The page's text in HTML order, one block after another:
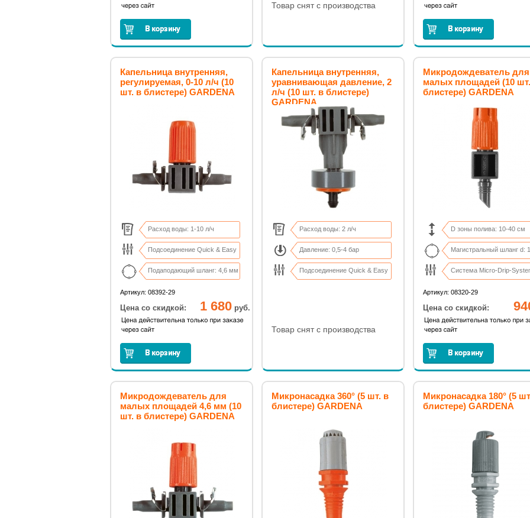
Товар снят с производства
Капельница внутренняя,
регулируемая, 0-10 л/ч (10
шт. в блистере) GARDENA
Расход воды: 1-10 л/ч
Подсоединение Quick & Easy
Подаподающий шланг: 4,6 мм
Артикул: 08392-29
Цена со скидкой: 1 680 руб.
Капельница внутренняя,
уравнивающая давление, 2
л/ч (10 шт. в блистере)
GARDENA
Расход воды: 2 л/ч
Давление: 0,5-4 бар
Подсоединение Quick & Easy
Товар снят с производства
Микродождеватель для
малых площадей (10
блистере) GARDENA
D зоны полива: 10-40 см
Магистральный шланг d:
Система Micro-Drip-
Артикул: 08320-29
Цена со скидкой:
Микродождеватель для
малых площадей 4,6 мм (10
шт. в блистере) GARDENA
Микронасадка 360° (5 шт. в
блистере) GARDENA
Микронасадка 180° (5
блистере) GARDENA